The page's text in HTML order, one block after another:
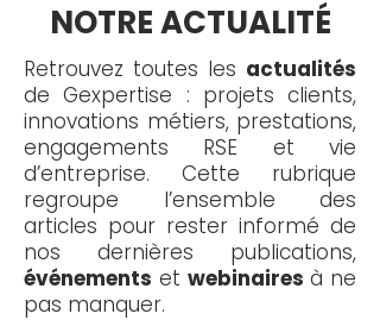
NOTRE ACTUALITÉ
Retrouvez toutes les actualités
de Gexpertise : projets clients,
innovations métiers, prestations,
engagements RSE et vie
d’entreprise. Cette rubrique
regroupe l’ensemble des
articles pour rester informé de
nos dernières publications,
événements et webinaires à ne
pas manquer.